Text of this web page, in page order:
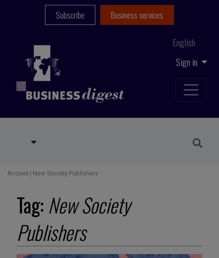
Sign in
English
Subscribe Business services
Accueil | New Society Publishers
Tag: New Society
Publishers